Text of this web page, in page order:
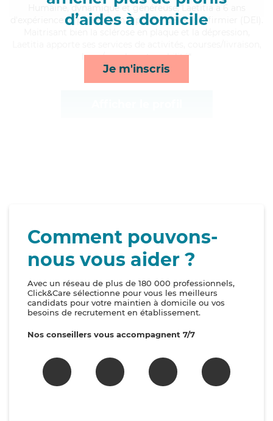
d’aides à domicile
Je m'inscris
, dynamique et généreuse, Laetitia a 6 ans
d'expérience et possède un diplôme d'Etat d'infirmier (DEI).
lever/coucher et mobilité*
Comment pouvons-
nous vous aider ?
Avec un réseau de plus de 180 000 professionnels,
Click&Care sélectionne pour vous les meilleurs
candidats pour votre maintien à domicile ou vos
besoins de recrutement en établissement.
Nos conseillers vous accompagnent 7/7